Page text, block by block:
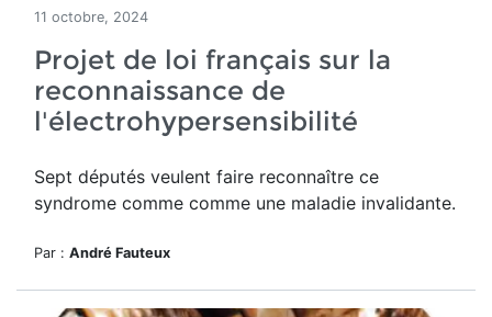
11 octobre, 2024
Projet de loi français sur la
reconnaissance de
l'électrohypersensibilité
Sept députés veulent faire reconnaître ce
syndrome comme comme une maladie invalidante.
Par : André Fauteux